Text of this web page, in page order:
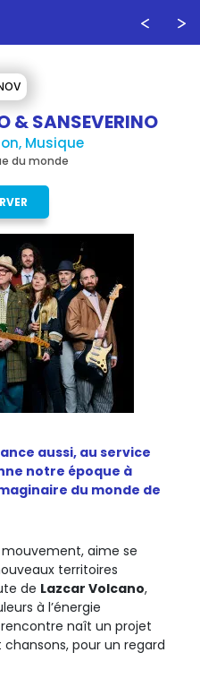
& SANSEVERINO
Musique
du monde
aussi, au service
notre époque à
du monde de
aime se
territoires
de Lazcar Volcano,
à l’énergie
naît un projet
pour un regard